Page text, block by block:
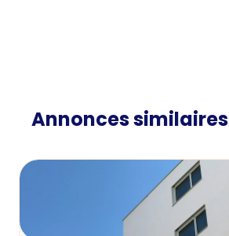
Annonces similaires